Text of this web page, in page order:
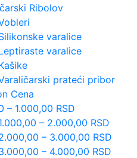
Ribolov
varalice
varalice
prateći pribor
Cena
– 1.000,00 RSD
– 2.000,00 RSD
– 3.000,00 RSD
– 4.000,00 RSD